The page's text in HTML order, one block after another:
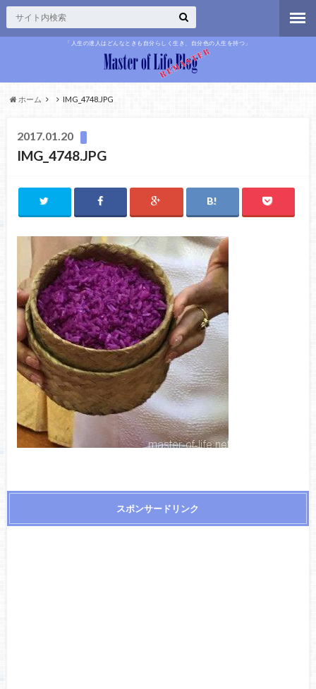
「人生の達人はどんなときも自分らしく生き、自分色の人生を持つ」
ホーム IMG_4748.JPG
2017.01.20
IMG_4748.JPG
スポンサードリンク